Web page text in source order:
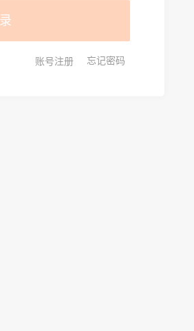
账号注册 忘记密码